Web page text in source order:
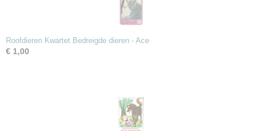
Roofdieren Kwartet Bedreigde dieren - Ace
€ 1,00